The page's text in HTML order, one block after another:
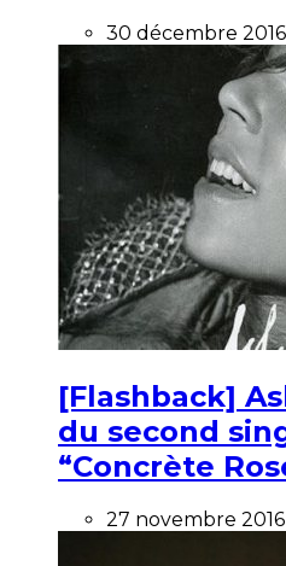
30 décembre 2016
[Flashback]
du second
“Concrète
27 novembre 2016